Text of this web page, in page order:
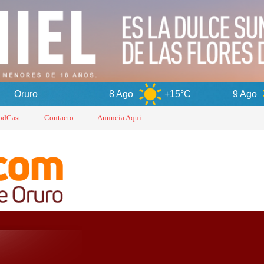
+15°C 9 Ago +17°C
Contacto Anuncia Aqui